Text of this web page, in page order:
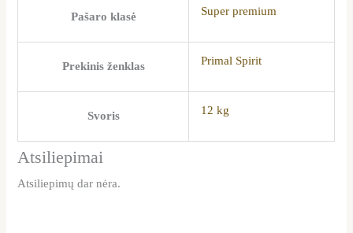
Pašaro klasė Super premium
Prekinis ženklas Primal Spirit
Svoris 12 kg
Atsiliepimai
Atsiliepimų dar nėra.